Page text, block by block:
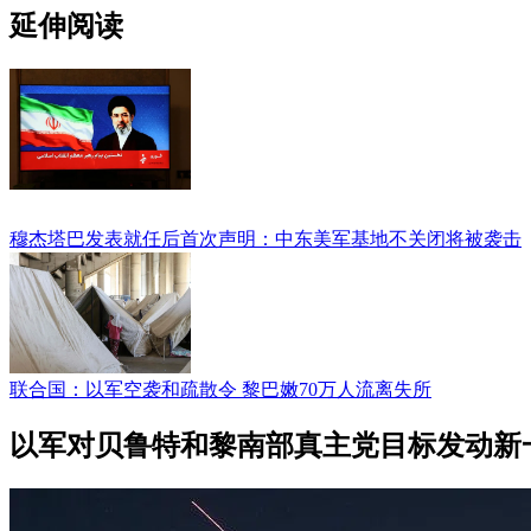
延伸阅读
穆杰塔巴发表就任后首次声明：中东美军基地不关闭将被袭击
联合国：以军空袭和疏散令 黎巴嫩70万人流离失所
以军对贝鲁特和黎南部真主党目标发动新